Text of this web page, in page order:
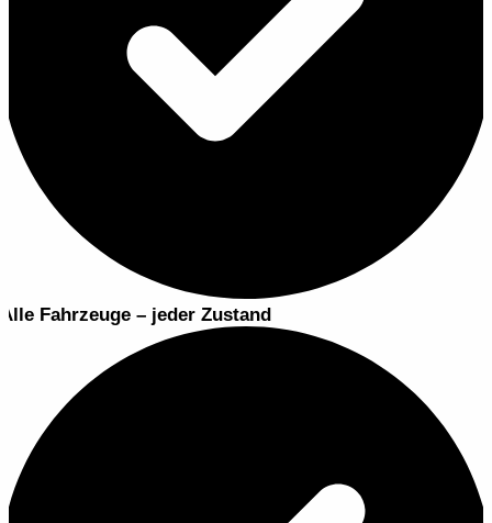
Alle Fahrzeuge – jeder Zustand